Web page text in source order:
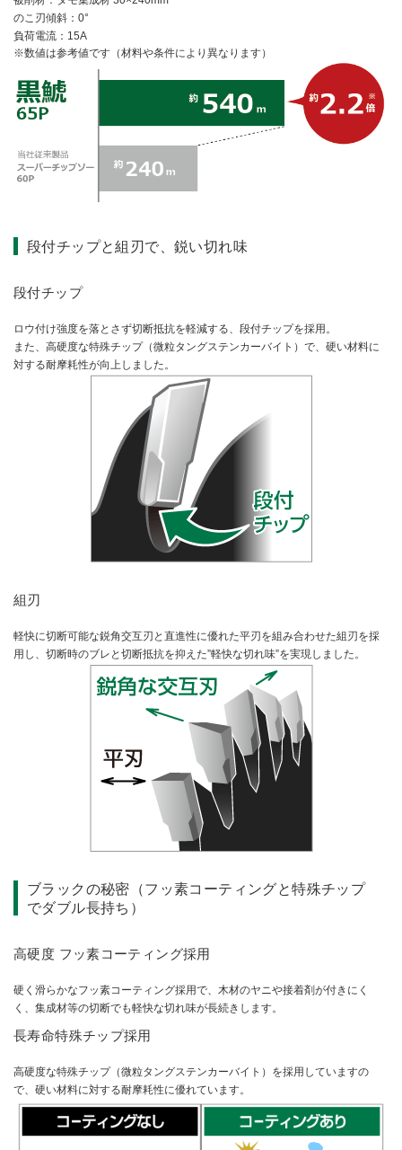
のこ刃傾斜：0°
負荷電流：15A
数値は参考値です（材料や条件により異なります）
段付チップと組刃で、鋭い切れ味
段付チップ
ロウ付け強度を落とさず切断抵抗を軽減する、段付チップを採用。
また、高硬度な特殊チップ（微粒タングステンカーバイト）で、硬い材料に
対する耐摩耗性が向上しました。
組刃
軽快に切断可能な鋭角交互刃と直進性に優れた平刃を組み合わせた組刃を採
用し、切断時のブレと切断抵抗を抑えた”軽快な切れ味”を実現しました。
ブラックの秘密（フッ素コーティングと特殊チップ
でダブル長持ち）
高硬度 フッ素コーティング採用
硬く滑らかなフッ素コーティング採用で、木材のヤニや接着剤が付きにく
く、集成材等の切断でも軽快な切れ味が長続きします。
長寿命特殊チップ採用
高硬度な特殊チップ（微粒タングステンカーバイト）を採用していますの
で、硬い材料に対する耐摩耗性に優れています。